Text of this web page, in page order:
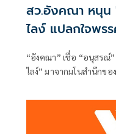
สว.อังคณา หนุ
ไลง์ แปลกใจพ
กลับเงียบ
“อังคณา” เชื่อ “อนุสรณ์
ไลง์” มาจากมโนสำนึกข